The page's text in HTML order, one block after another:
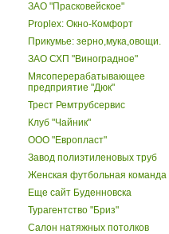
ЗАО "Прасковейское"
Proplex: Окно-Комфорт
Прикумье: зерно,мука,овощи.
ЗАО СХП "Виноградное"
Мясоперерабатывающее
предприятие "Дюк"
Трест Ремтрубсервис
Клуб "Чайник"
ООО "Европласт"
Завод полиэтиленовых труб
Женская футбольная команда
Еще сайт Буденновска
Турагентство "Бриз"
Салон натяжных потолков